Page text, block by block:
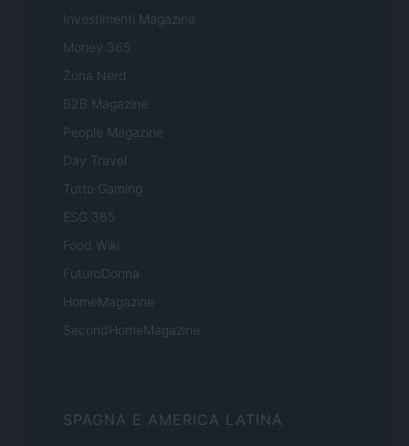
Investimenti Magazine
Money 365
Zona Nerd
B2B Magazine
People Magazine
Day Travel
Tutto Gaming
ESG 365
Food Wiki
FuturoDonna
HomeMagazine
SecondHomeMagazine
SPAGNA E AMERICA LATINA